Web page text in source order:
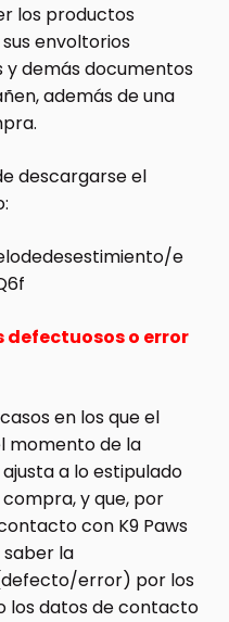
los productos
envoltorios
y demás documentos
además de una
descargarse el
e
defectuosos o error
en los que el
momento de la
a lo estipulado
y que, por
con K9 Paws
la
error) por los
los datos de contacto